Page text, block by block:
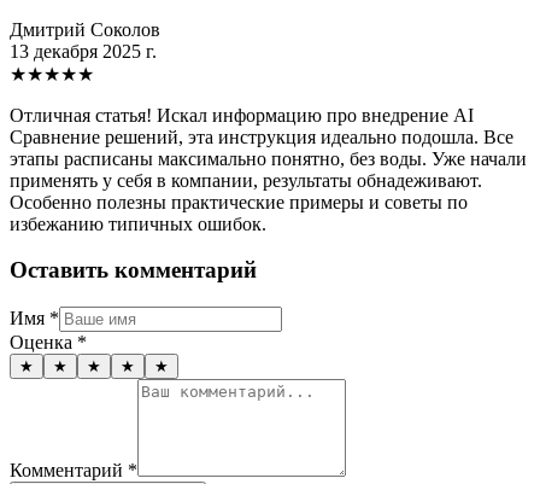
Дмитрий Соколов
13 декабря 2025 г.
★★★★★
Отличная статья! Искал информацию про внедрение AI
Сравнение решений, эта инструкция идеально подошла. Все
этапы расписаны максимально понятно, без воды. Уже начали
применять у себя в компании, результаты обнадеживают.
Особенно полезны практические примеры и советы по
избежанию типичных ошибок.
Оставить комментарий
Имя *
Оценка *
★ ★ ★ ★ ★
Комментарий *